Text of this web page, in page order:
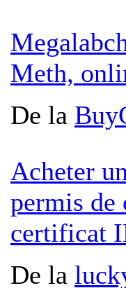
Meth,
De la
Acheter
permis de
certificat
De la